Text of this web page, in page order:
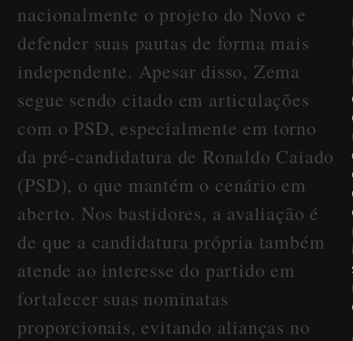
nacionalmente o projeto do Novo e
defender suas pautas de forma mais
independente. Apesar disso, Zema
segue sendo citado em articulações
com o PSD, especialmente em torno
da pré-candidatura de Ronaldo Caiado
(PSD), o que mantém o cenário em
aberto. Nos bastidores, a avaliação é
de que a candidatura própria também
atende ao interesse do partido em
fortalecer suas nominatas
proporcionais, evitando alianças no